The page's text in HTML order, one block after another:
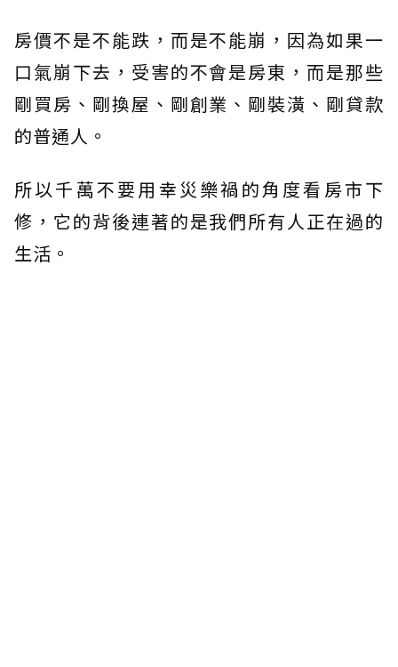
房價不是不能跌，而是不能崩，因為如果一
口氣崩下去，受害的不會是房東，而是那些
剛買房、剛換屋、剛創業、剛裝潢、剛貸款
的普通人。
所以千萬不要用幸災樂禍的角度看房市下
修，它的背後連著的是我們所有人正在過的
生活。